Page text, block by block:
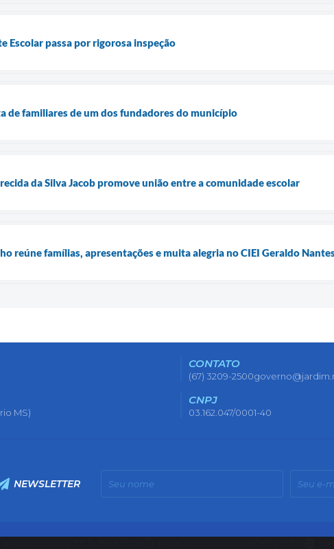
Escolar passa por rigorosa inspeção
de familiares de um dos fundadores do município
da Silva Jacob promove união entre a comunidade escolar
reúne famílias, apresentações e muita alegria no CIEI Geraldo
CONTATO
(67) 3209-2500
MS)
CNPJ
03.162.047/0001-40
NEWSLETTER